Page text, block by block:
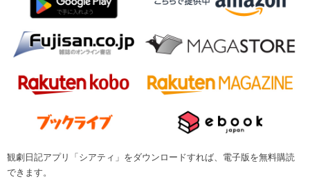
観劇日記アプリ「シアティ」をダウンロードすれば、電子版を無料購読
できます。